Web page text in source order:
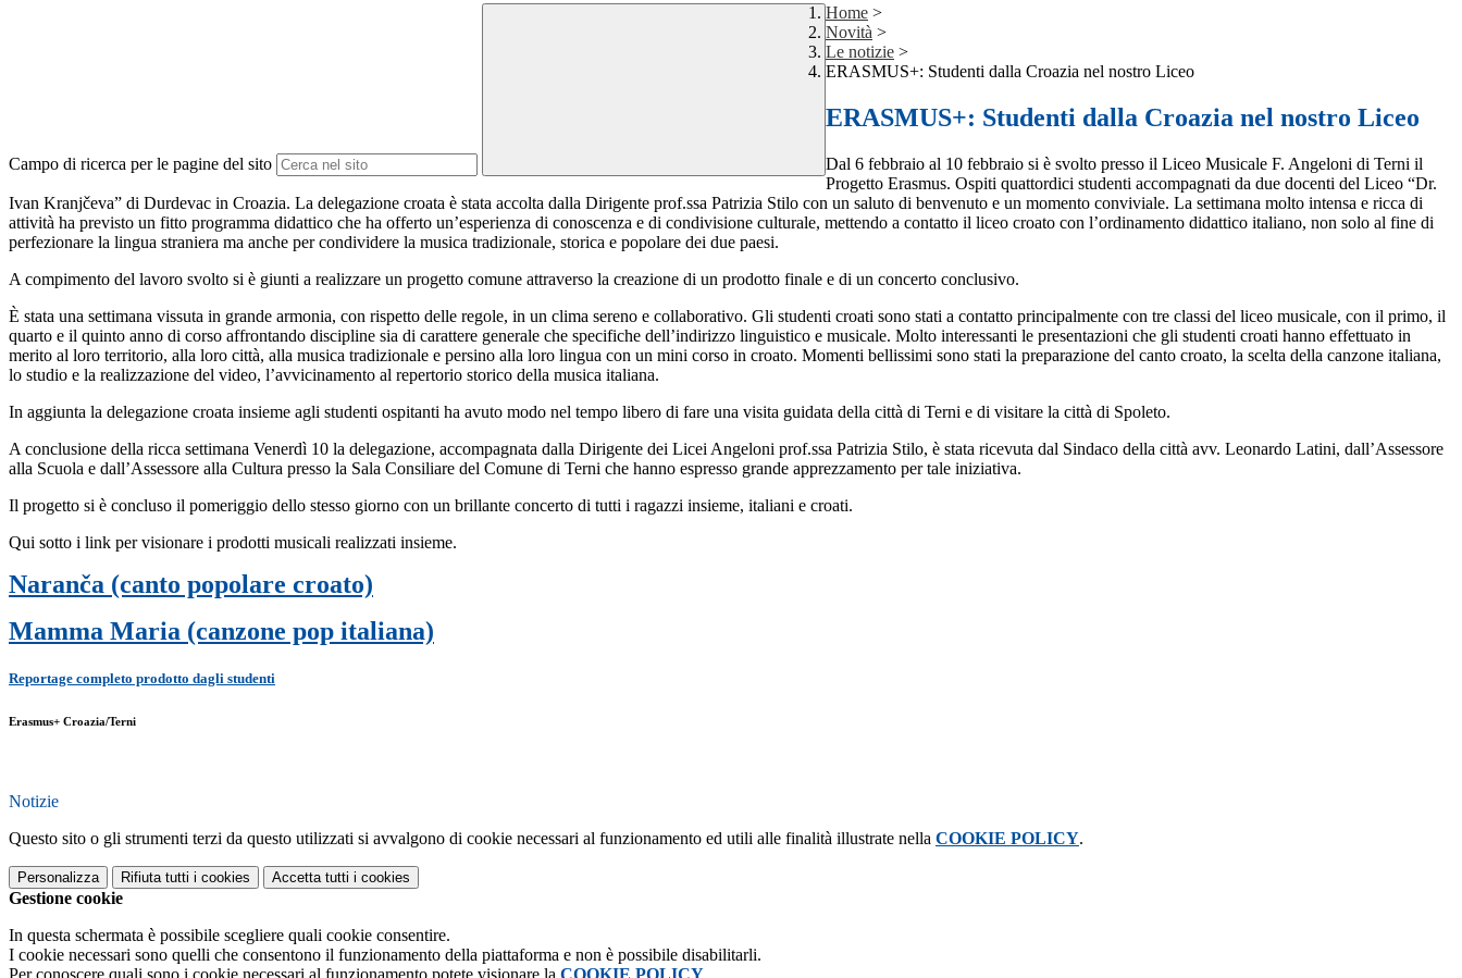
Campo di ricerca per le pagine del sito
Home >
Novità >
Le notizie >
ERASMUS+: Studenti dalla Croazia nel nostro Liceo
ERASMUS+: Studenti dalla Croazia nel nostro Liceo
Dal 6 febbraio al 10 febbraio si è svolto presso il Liceo Musicale F. Angeloni di Terni il
Progetto Erasmus. Ospiti quattordici studenti accompagnati da due docenti del Liceo “Dr.
Ivan Kranjčeva” di Durdevac in Croazia. La delegazione croata è stata accolta dalla Dirigente prof.ssa Patrizia Stilo con un saluto di benvenuto e un momento conviviale. La settimana molto intensa e ricca di
attività ha previsto un fitto programma didattico che ha offerto un’esperienza di conoscenza e di condivisione culturale, mettendo a contatto il liceo croato con l’ordinamento didattico italiano, non solo al fine di
perfezionare la lingua straniera ma anche per condividere la musica tradizionale, storica e popolare dei due paesi.
A compimento del lavoro svolto si è giunti a realizzare un progetto comune attraverso la creazione di un prodotto finale e di un concerto conclusivo.
È stata una settimana vissuta in grande armonia, con rispetto delle regole, in un clima sereno e collaborativo. Gli studenti croati sono stati a contatto principalmente con tre classi del liceo musicale, con il primo, il
quarto e il quinto anno di corso affrontando discipline sia di carattere generale che specifiche dell’indirizzo linguistico e musicale. Molto interessanti le presentazioni che gli studenti croati hanno effettuato in
merito al loro territorio, alla loro città, alla musica tradizionale e persino alla loro lingua con un mini corso in croato. Momenti bellissimi sono stati la preparazione del canto croato, la scelta della canzone italiana,
lo studio e la realizzazione del video, l’avvicinamento al repertorio storico della musica italiana.
In aggiunta la delegazione croata insieme agli studenti ospitanti ha avuto modo nel tempo libero di fare una visita guidata della città di Terni e di visitare la città di Spoleto.
A conclusione della ricca settimana Venerdì 10 la delegazione, accompagnata dalla Dirigente dei Licei Angeloni prof.ssa Patrizia Stilo, è stata ricevuta dal Sindaco della città avv. Leonardo Latini, dall’Assessore
alla Scuola e dall’Assessore alla Cultura presso la Sala Consiliare del Comune di Terni che hanno espresso grande apprezzamento per tale iniziativa.
Il progetto si è concluso il pomeriggio dello stesso giorno con un brillante concerto di tutti i ragazzi insieme, italiani e croati.
Qui sotto i link per visionare i prodotti musicali realizzati insieme.
Naranča (canto popolare croato)
Mamma Maria (canzone pop italiana)
Reportage completo prodotto dagli studenti
Erasmus+ Croazia/Terni
Notizie
Questo sito o gli strumenti terzi da questo utilizzati si avvalgono di cookie necessari al funzionamento ed utili alle finalità illustrate nella COOKIE POLICY.
Personalizza Rifiuta tutti i cookies Accetta tutti i cookies
Gestione cookie
In questa schermata è possibile scegliere quali cookie consentire.
I cookie necessari sono quelli che consentono il funzionamento della piattaforma e non è possibile disabilitarli.